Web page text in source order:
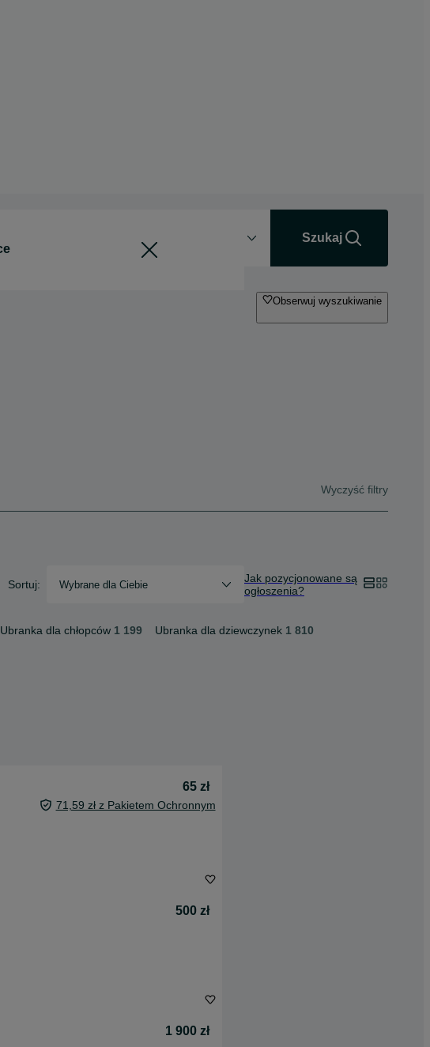
Szukaj
Obserwuj wyszukiwanie
Wyczyść filtry
Sortuj: Wybrane dla Ciebie
Jak pozycjonowane są
ogłoszenia?
Ubranka dla chłopców 1 199 Ubranka dla dziewczynek 1 810
65 zł
71,59 zł z Pakietem Ochronnym
500 zł
1 900 zł